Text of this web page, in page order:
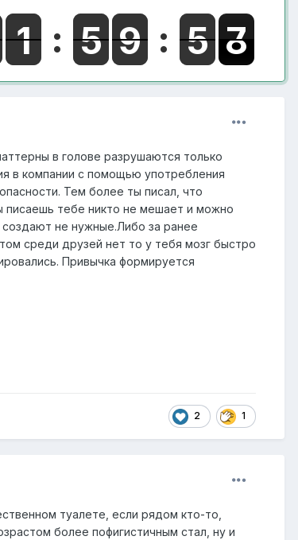
в голове разрушаются только
в компании с помощью употребления
Тем более ты писал, что
писаешь тебе никто не мешает и можно
создают не нужные.Либо за ранее
среди друзей нет то у тебя мозг быстро
Привычка формируется
2 1
туалете, если рядом кто-то,
более пофигистичным стал, ну и